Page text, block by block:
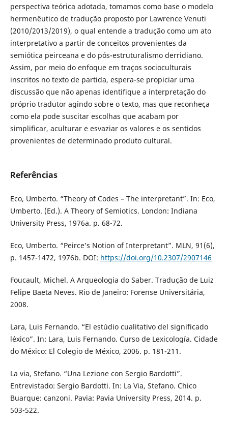
perspectiva teórica adotada, tomamos como base o modelo
hermenêutico de tradução proposto por Lawrence Venuti
(2010/2013/2019), o qual entende a tradução como um ato
interpretativo a partir de conceitos provenientes da
semiótica peirceana e do pós-estruturalismo derridiano.
Assim, por meio do enfoque em traços socioculturais
inscritos no texto de partida, espera-se propiciar uma
discussão que não apenas identifique a interpretação do
próprio tradutor agindo sobre o texto, mas que reconheça
como ela pode suscitar escolhas que acabam por
simplificar, aculturar e esvaziar os valores e os sentidos
provenientes de determinado produto cultural.
Referências
Eco, Umberto. “Theory of Codes – The interpretant”. In: Eco,
Umberto. (Ed.). A Theory of Semiotics. London: Indiana
University Press, 1976a. p. 68-72.
Eco, Umberto. “Peirce’s Notion of Interpretant”. MLN, 91(6),
p. 1457-1472, 1976b. DOI: https://doi.org/10.2307/2907146
Foucault, Michel. A Arqueologia do Saber. Tradução de Luiz
Felipe Baeta Neves. Rio de Janeiro: Forense Universitária,
2008.
Lara, Luis Fernando. “El estúdio cualitativo del significado
léxico”. In: Lara, Luis Fernando. Curso de Lexicología. Cidade
do México: El Colegio de México, 2006. p. 181-211.
La via, Stefano. “Una Lezione con Sergio Bardotti”.
Entrevistado: Sergio Bardotti. In: La Via, Stefano. Chico
Buarque: canzoni. Pavia: Pavia University Press, 2014. p.
503-522.